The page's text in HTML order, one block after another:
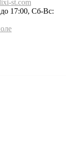
st.com
17:00, Сб-Вс: